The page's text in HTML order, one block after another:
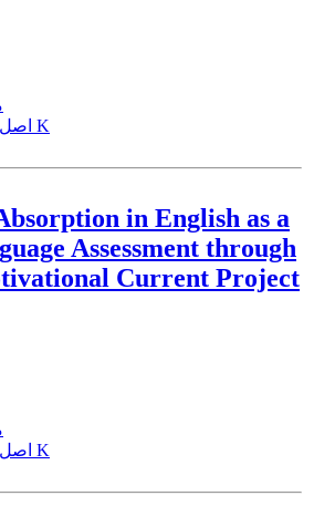
529.92 K
in English as a
Assessment through
Current Project
800.32 K